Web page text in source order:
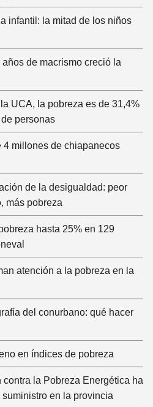
infantil: la mitad de los niños
años de macrismo creció la
UCA, la pobreza es de 31,4%
personas
4 millones de chiapanecos
de la desigualdad: peor
más pobreza
hasta 25% en 129
atención a la pobreza en la
del conurbano: qué hacer
en índices de pobreza
contra la Pobreza Energética ha
en la provincia